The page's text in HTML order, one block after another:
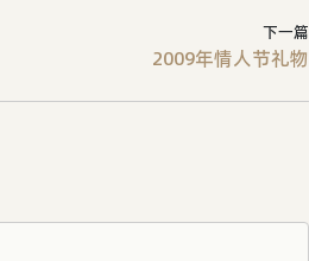
下一篇
2009年情人节礼物